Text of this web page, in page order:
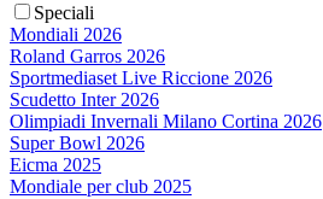
Speciali
Mondiali 2026
Roland Garros 2026
Sportmediaset Live Riccione 2026
Scudetto Inter 2026
Olimpiadi Invernali Milano Cortina 2026
Super Bowl 2026
Eicma 2025
Mondiale per club 2025